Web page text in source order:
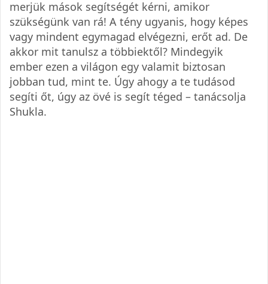
merjük mások segítségét kérni, amikor
szükségünk van rá! A tény ugyanis, hogy képes
vagy mindent egymagad elvégezni, erőt ad. De
akkor mit tanulsz a többiektől? Mindegyik
ember ezen a világon egy valamit biztosan
jobban tud, mint te. Úgy ahogy a te tudásod
segíti őt, úgy az övé is segít téged – tanácsolja
Shukla.